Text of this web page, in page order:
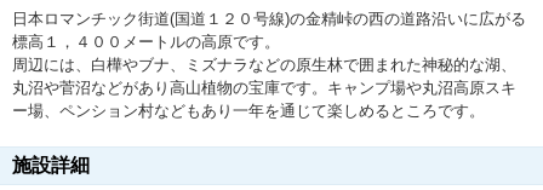
日本ロマンチック街道(国道１２０号線)の金精峠の西の道路沿いに広がる
標高１，４００メートルの高原です。
周辺には、白樺やブナ、ミズナラなどの原生林で囲まれた神秘的な湖、
丸沼や菅沼などがあり高山植物の宝庫です。キャンプ場や丸沼高原スキ
ー場、ペンション村などもあり一年を通じて楽しめるところです。
施設詳細